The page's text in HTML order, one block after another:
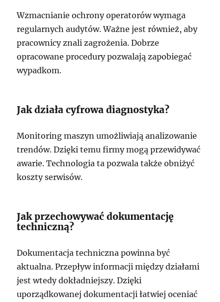
Wzmacnianie ochrony operatorów wymaga
regularnych audytów. Ważne jest również, aby
pracownicy znali zagrożenia. Dobrze
opracowane procedury pozwalają zapobiegać
wypadkom.
Jak działa cyfrowa diagnostyka?
Monitoring maszyn umożliwiają analizowanie
trendów. Dzięki temu firmy mogą przewidywać
awarie. Technologia ta pozwala także obniżyć
koszty serwisów.
Jak przechowywać dokumentację
techniczną?
Dokumentacja techniczna powinna być
aktualna. Przepływ informacji między działami
jest wtedy dokładniejszy. Dzięki
uporządkowanej dokumentacji łatwiej oceniać